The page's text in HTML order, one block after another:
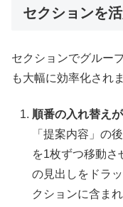
セクションを
セクションでグルー
も大幅に効率化されま
順番の入れ替えが
「提案内容」の
を1枚ずつ移動さ
の見出しをドラ
クションに含ま